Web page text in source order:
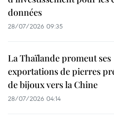
données
28/07/2026 09:35
La Thaïlande promeut ses
exportations de pierres
de bijoux vers la Chine
28/07/2026 04:14